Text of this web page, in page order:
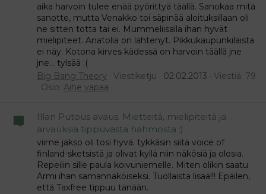
aika harvoin tulee enää pyörittyä täällä. Sanokaa mitä
sanotte, mutta Venakko toi säpinää aloituksillaan oli
ne sitten totta tai ei. Mummeliisalla ihan hyvät
mielipiteet. Anatolia on lähtenyt. Pikkukaupunkilaista
ei näy. Kotona kirves kädessä on harvoin täällä jne
jne... tylsää :(
Big Bang Theory
Viestiketju 02.02.2013
Viestiä: 79
Osio: Aihe vapaa
Illan Putous avaus. Mietteitä, mielipiteitä ja
arvauksia tippuvasta hahmosta :)
viime jakso oli tosi hyvä. tykkäsin siitä voice of
finland-sketsistä ja olivat kyllä niin näkösiä ja olosia.
Repeilin sille paula koivuniemelle. Miten olikin saatu
Armi ihan samannäköiseksi. Tuollaista lisää!!! Epäilen,
että Taxfree tippuu tänään.